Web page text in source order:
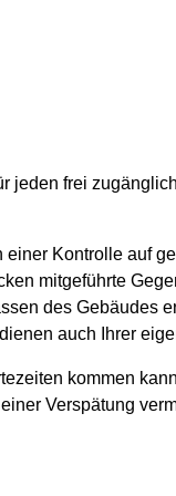
jeden frei
Kontrolle auf
mitgeführte
des Gebäudes
auch Ihrer
kommen
Verspätung